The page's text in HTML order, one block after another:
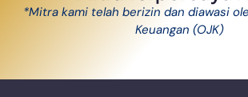
*Mitra kami telah berizin dan diawasi
Keuangan (OJK)